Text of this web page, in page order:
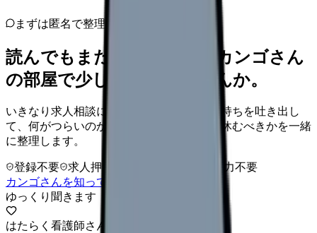
まずは匿名で整理
読んでもまだ苦しいなら、カンゴさん
の部屋で少し話してみませんか。
いきなり求人相談には進みません。今の気持ちを吐き出し
て、何がつらいのか、辞めるべきか、少し休むべきかを一緒
に整理します。
登録不要 求人押し売りなし
病院名は入力不要
カンゴさんを知ってから相談する
ゆっくり聞きます
はたらく看護師さん 求人